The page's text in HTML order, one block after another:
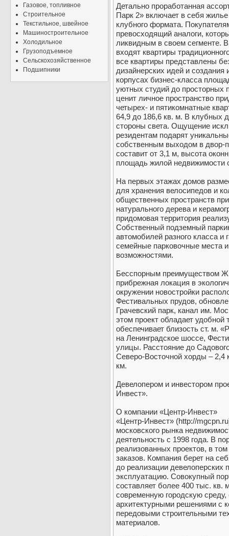
Газовое, топливное
Строительное
Текстильное, швейное
Машиностроительное
Холодильное
Грузоподъемное
Сельскохозяйственное
Подшипники
Детально проработанная
Парк 2» включает в себя
клубного формата.
превосходящий аналоги,
ликвидным в своем сегменте.
входят квартиры
все квартиры представлены
дизайнерских идей и создания
корпусах бизнес-класса
уютных студий до просторных
ценит личное пространство
четырех- и пятикомнатные
64,9 до 186,6 кв. м. В клубных
стороны света. Ощущение
резидентам подарят
собственным выходом в двор-
составит от 3,1 м, высота
площадь жилой недвижимости
На первых этажах домов
для хранения велосипедов и
общественных пространств
натурального дерева и
придомовая территория
Собственный подземный
автомобилей разного класса и
семейные парковочные места
возможностями.
Бесспорным преимуществом
прибрежная локация в
окружении новостройки
Фестивальных прудов,
Грачевский парк, канал им.
этом проект обладает удобной
обеспечивает близость ст. м.
на Ленинградское шоссе,
улицы. Расстояние до
Северо-Восточной хорды – 2,4
км.
Девелопером и инвестором
Инвест».
О компании «Центр-Инвест»
«Центр-Инвест» (http://
московского рынка
деятельность с 1998 года. В
реализованных проектов, в
заказов. Компания берет на
до реализации девелоперских
эксплуатацию. Совокупный
составляет более 400 тыс.
современную городскую
архитектурными решениями с
передовыми строительными
материалов.